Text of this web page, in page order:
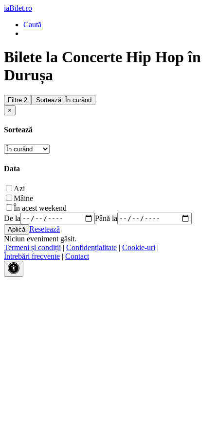
iaBilet.ro
Caută
Bilete la Concerte Hip Hop în
Durușa
Filtre 2
Sortează: În curând
×
Sortează
Data
Azi
Mâine
În acest weekend
De la
Până la
Resetează
Niciun eveniment găsit.
Termeni și condiții | Confidențialitate | Cookie-uri |
Întrebări frecvente | Contact